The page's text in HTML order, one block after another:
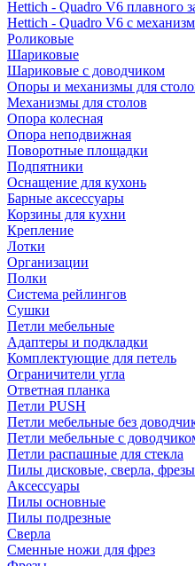
Hettich - Quadro V6 плавного
Hettich - Quadro V6 с
Роликовые
Шариковые
Шариковые с доводчиком
Опоры и механизмы для
Механизмы для столов
Опора колесная
Опора неподвижная
Поворотные площадки
Подпятники
Оснащение для кухонь
Барные аксессуары
Корзины для кухни
Крепление
Лотки
Организации
Полки
Система рейлингов
Сушки
Петли мебельные
Адаптеры и подкладки
Комплектующие для петель
Ограничители угла
Ответная планка
Петли PUSH
Петли мебельные без
Петли мебельные с
Петли распашные для стекла
Пилы дисковые, сверла, фрезы
Аксессуары
Пилы основные
Пилы подрезные
Сверла
Сменные ножи для фрез